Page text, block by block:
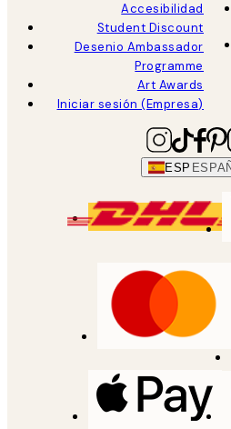
Accesibilidad
Student Discount
Desenio Ambassador
Programme
Art Awards
Iniciar sesión (Empresa)
ESP